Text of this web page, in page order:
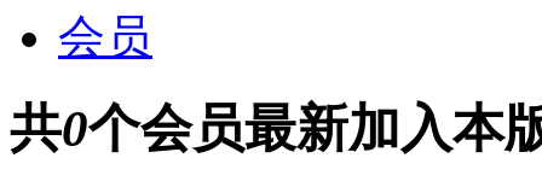
会员
共0个会员最新加入本